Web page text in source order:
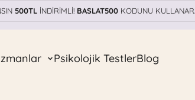
500TLİNDİRİMLİ! BASLAT500KODUNU
Psikolojik TestlerBlog